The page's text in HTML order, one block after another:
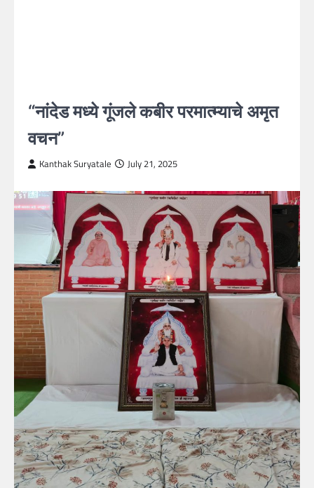
“नांदेड मध्ये गूंजले कबीर परमात्म्याचे अमृत
वचन”
Kanthak Suryatale July 21, 2025